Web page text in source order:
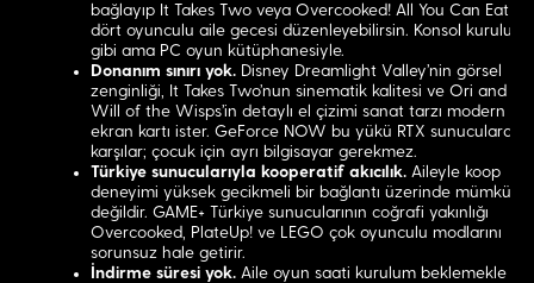
bağlayıp It Takes Two veya Overcooked! All You Can Eat ile
dört oyunculu aile gecesi düzenleyebilirsin. Konsol
gibi ama PC oyun kütüphanesiyle.
Donanım sınırı yok. Disney Dreamlight Valley'nin görsel
zenginliği, It Takes Two'nun sinematik kalitesi ve Ori and
Will of the Wisps'in detaylı el çizimi sanat tarzı modern
ekran kartı ister. GeForce NOW bu yükü RTX sunucularda
karşılar; çocuk için ayrı bilgisayar gerekmez.
Türkiye sunucularıyla kooperatif akıcılık. Aileyle koop
deneyimi yüksek gecikmeli bir bağlantı üzerinde mümkün
değildir. GAME+ Türkiye sunucularının coğrafi yakınlığı
Overcooked, PlateUp! ve LEGO çok oyunculu modlarını
sorunsuz hale getirir.
İndirme süresi yok. Aile oyun saati kurulum beklemekle